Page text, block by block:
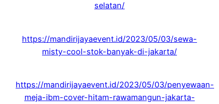
selatan/
https://mandirijayaevent.id/2023/05/03/sewa-
misty-cool-stok-banyak-di-jakarta/
https://mandirijayaevent.id/2023/05/03/penyewaan-
meja-ibm-cover-hitam-rawamangun-jakarta-